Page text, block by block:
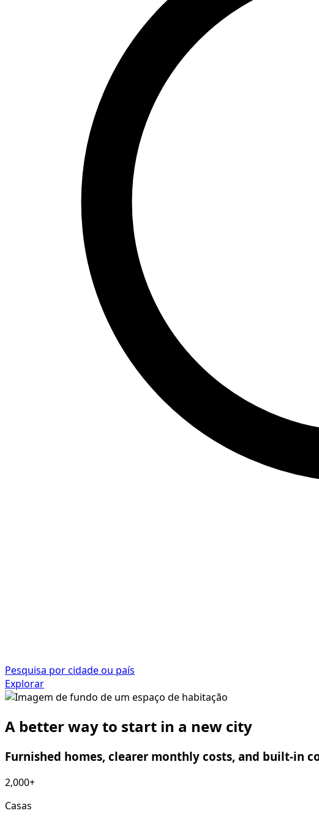
Pesquisa por cidade ou país
Explorar
A better way to start in a new city
Furnished homes, clearer monthly costs, and built-in
2,000+
Casas